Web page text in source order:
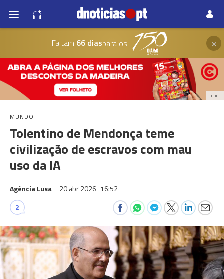
Faltam 66 diaspara os ×
PUB
MUNDO
Tolentino de Mendonça teme
civilização de escravos com mau
uso da IA
Agência Lusa 20 abr 2026 16:52
2